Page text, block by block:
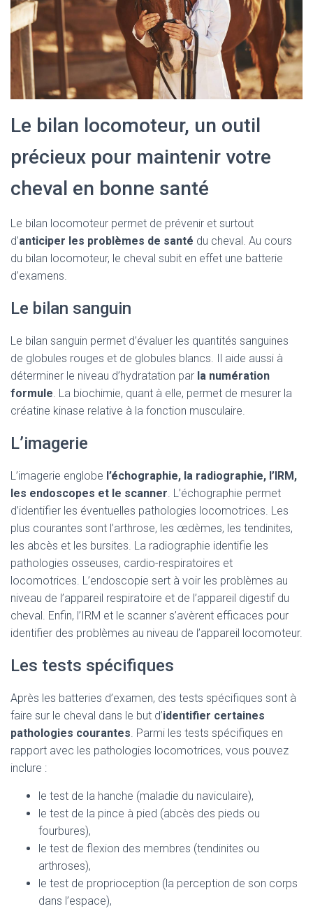
Le bilan locomoteur, un outil
précieux pour maintenir votre
cheval en bonne santé
Le bilan locomoteur permet de prévenir et surtout
d’anticiper les problèmes de santé du cheval. Au cours
du bilan locomoteur, le cheval subit en effet une batterie
d’examens.
Le bilan sanguin
Le bilan sanguin permet d’évaluer les quantités sanguines
de globules rouges et de globules blancs. Il aide aussi à
déterminer le niveau d’hydratation par la numération
formule. La biochimie, quant à elle, permet de mesurer la
créatine kinase relative à la fonction musculaire.
L’imagerie
L’imagerie englobe l’échographie, la radiographie, l’IRM,
les endoscopes et le scanner. L’échographie permet
d’identifier les éventuelles pathologies locomotrices. Les
plus courantes sont l’arthrose, les œdèmes, les tendinites,
les abcès et les bursites. La radiographie identifie les
pathologies osseuses, cardio-respiratoires et
locomotrices. L’endoscopie sert à voir les problèmes au
niveau de l’appareil respiratoire et de l’appareil digestif du
cheval. Enfin, l’IRM et le scanner s’avèrent efficaces pour
identifier des problèmes au niveau de l’appareil locomoteur.
Les tests spécifiques
Après les batteries d’examen, des tests spécifiques sont à
faire sur le cheval dans le but d’identifier certaines
pathologies courantes. Parmi les tests spécifiques en
rapport avec les pathologies locomotrices, vous pouvez
inclure :
le test de la hanche (maladie du naviculaire),
le test de la pince à pied (abcès des pieds ou
fourbures),
le test de flexion des membres (tendinites ou
arthroses),
le test de proprioception (la perception de son corps
dans l’espace),